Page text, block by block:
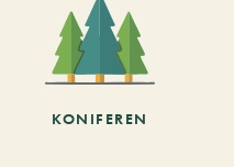
KONIFEREN